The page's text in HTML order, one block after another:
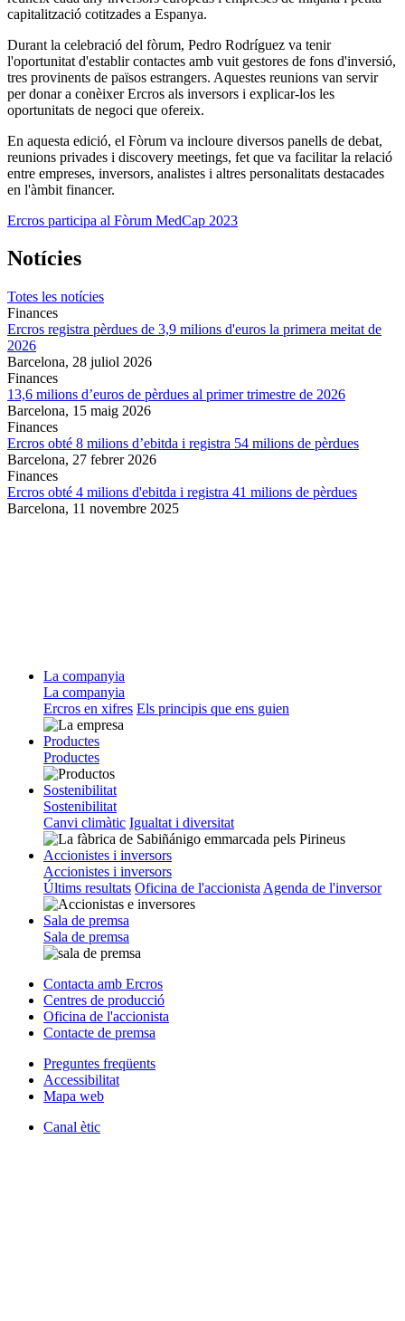
capitalització cotitzades a Espanya.
Durant la celebració del fòrum, Pedro Rodríguez va tenir
l'oportunitat d'establir contactes amb vuit gestores de fons d'inversió,
tres provinents de països estrangers. Aquestes reunions van servir
per donar a conèixer Ercros als inversors i explicar-los les
oportunitats de negoci que ofereix.
En aquesta edició, el Fòrum va incloure diversos panells de debat,
reunions privades i discovery meetings, fet que va facilitar la relació
entre empreses, inversors, analistes i altres personalitats destacades
en l'àmbit financer.
Ercros participa al Fòrum MedCap 2023
Notícies
Totes les notícies
Finances
Ercros registra pèrdues de 3,9 milions d'euros la primera meitat de
2026
Barcelona, 28 juliol 2026
Finances
13,6 milions d’euros de pèrdues al primer trimestre de 2026
Barcelona, 15 maig 2026
Finances
Ercros obté 8 milions d’ebitda i registra 54 milions de pèrdues
Barcelona, 27 febrer 2026
Finances
Ercros obté 4 milions d'ebitda i registra 41 milions de pèrdues
Barcelona, 11 novembre 2025
La companyia
La companyia
Ercros en xifres Els principis que ens guien
Productes
Productes
Sostenibilitat
Sostenibilitat
Canvi climàtic Igualtat i diversitat
Accionistes i inversors
Accionistes i inversors
Últims resultats Oficina de l'accionista Agenda de l'inversor
Sala de premsa
Sala de premsa
Contacta amb Ercros
Centres de producció
Oficina de l'accionista
Contacte de premsa
Preguntes freqüents
Accessibilitat
Mapa web
Canal ètic